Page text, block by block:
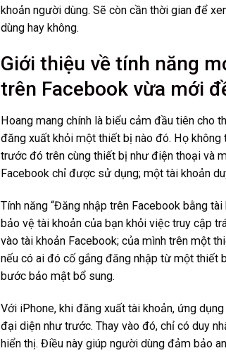
khoản người dùng. Sẽ còn cần thời gian để
dùng hay không.
Giới thiệu về tính năng
trên Facebook vừa mới
Hoang mang chính là biểu cảm đầu tiên cho
đăng xuất khỏi một thiết bị nào đó. Họ không
trước đó trên cùng thiết bị như điện thoại và
Facebook chỉ được sử dụng; một tài khoản
Tính năng “Đăng nhập trên Facebook bằng
bảo vệ tài khoản của bạn khỏi việc truy cập
vào tài khoản Facebook; của mình trên một
nếu có ai đó cố gắng đăng nhập từ một thiết
bước bảo mật bổ sung.
Với iPhone, khi đăng xuất tài khoản, ứng
đại diện như trước. Thay vào đó, chỉ có duy
hiển thị. Điều này giúp người dùng đảm bảo